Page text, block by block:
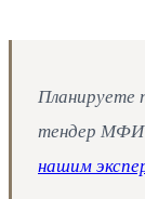
Планируете
тендер
нашим